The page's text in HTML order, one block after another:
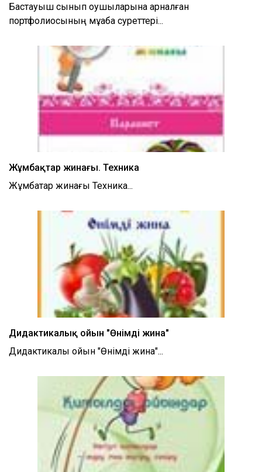
Бастауыш сынып оқушыларына арналған
портфолиосының мұқаба суреттері...
Жұмбақтар жинағы. Техника
Жұмбақтар жинағы Техника...
Дидактикалық ойын "Өнімді жина"
Дидактикалық ойын "Өнімді жина"...